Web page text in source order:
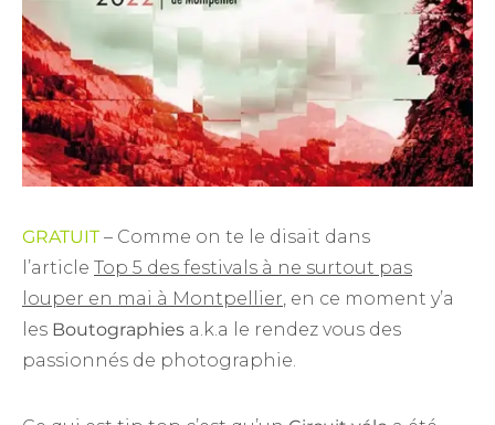
GRATUIT – Comme on te le disait dans
l’article Top 5 des festivals à ne surtout pas
louper en mai à Montpellier, en ce moment y’a
les Boutographies a.k.a le rendez vous des
passionnés de photographie.